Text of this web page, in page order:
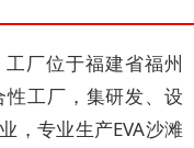
厂位于福建省福州
工厂，集研发、设
，专业生产EVA沙滩